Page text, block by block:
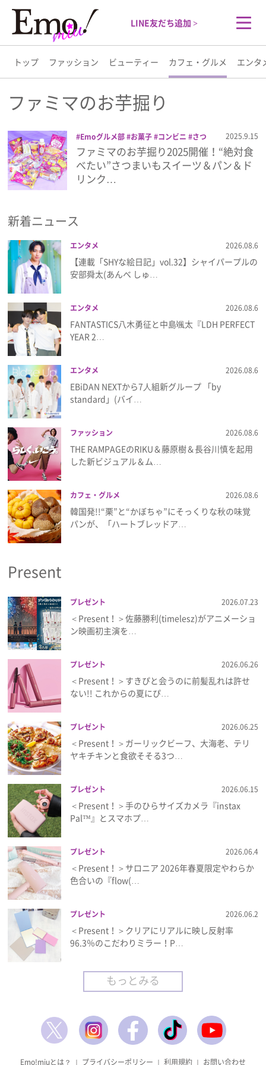
LINE友だち追加 >
トップ ファッション ビューティー カフェ・グルメ エンタ
トップ
ファッション
ビューティー
カフェ・グルメ
エンタメ
ライフスタイル
プレゼント
インタビュー
フィルム
Emoメン
ランキング
Emo!miuとは？
免責事項
プライバシーポリシー
利用規約
お問い合わせ
ファミマのお芋掘り
Emoグルメ部 お菓子 コンビニ
さつ
まいも
シェイク スイーツ
ファミマ
ファミマのお芋掘り
ファミリーマート
焼き菓子
2025.9.15
ファミマのお芋掘り2025開催！“絶対食
べたい”さつまいもスイーツ＆パン＆ド
リンク…
新着ニュース
エンタメ 2026.08.6
【連載「SHYな絵日記」vol.32】シャイパープルの
安部舜太(あんべ しゅ…
エンタメ 2026.08.6
FANTASTICS八木勇征と中島颯太『LDH PERFECT
YEAR 2…
エンタメ 2026.08.6
EBiDAN NEXTから7⼈組新グループ 「by
standard」(バイ…
ファッション 2026.08.6
THE RAMPAGEのRIKU＆藤原樹＆長谷川慎を起用
した新ビジュアル＆ム…
カフェ・グルメ 2026.08.6
韓国発!!“栗”と“かぼちゃ”にそっくりな秋の味覚
パンが、「ハートブレッドア…
Present
プレゼント 2026.07.23
＜Present！＞佐藤勝利(timelesz)がアニメーショ
ン映画初主演を…
プレゼント 2026.06.26
＜Present！＞すきぴと会うのに前髪乱れは許せ
ない!! これからの夏にぴ…
プレゼント 2026.06.25
＜Present！＞ガーリックビーフ、大海老、テリ
ヤキチキンと食欲そそる3つ…
プレゼント 2026.06.15
＜Present！＞手のひらサイズカメラ『instax
Pal™』とスマホプ…
プレゼント 2026.06.4
＜Present！＞サロニア 2026年春夏限定やわらか
色合いの『flow(…
プレゼント 2026.06.2
＜Present！＞クリアにリアルに映し反射率
96.3％のこだわりミラー！P…
もっとみる
Emo!miuとは？ ｜ プライバシーポリシー ｜ 利用規約 ｜ お問い合わせ